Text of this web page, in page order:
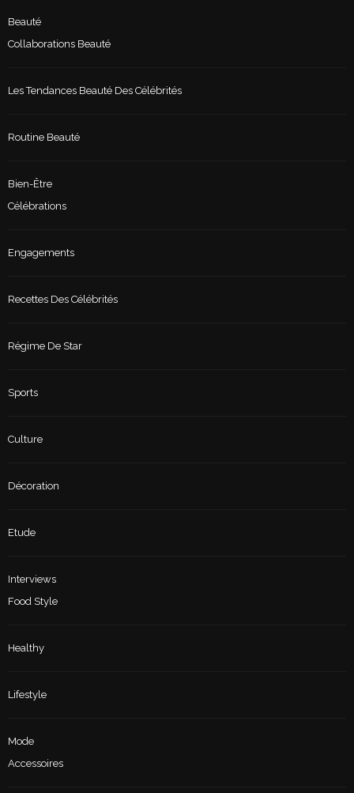
Beauté
Collaborations Beauté
Les Tendances Beauté Des Célébrités
Routine Beauté
Bien-Être
Célébrations
Engagements
Recettes Des Célébrités
Régime De Star
Sports
Culture
Décoration
Etude
Interviews
Food Style
Healthy
Lifestyle
Mode
Accessoires